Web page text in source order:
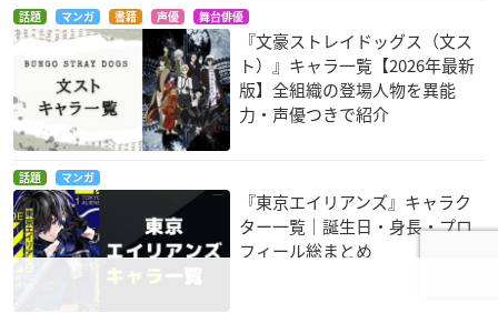
話題 マンガ 書籍 声優 舞台俳優
『文豪ストレイドッグス（文ス
ト）』キャラ一覧【2026年最新
版】全組織の登場人物を異能
力・声優つきで紹介
話題 マンガ
『東京エイリアンズ』キャラク
ター一覧｜誕生日・身長・プロ
フィール総まとめ